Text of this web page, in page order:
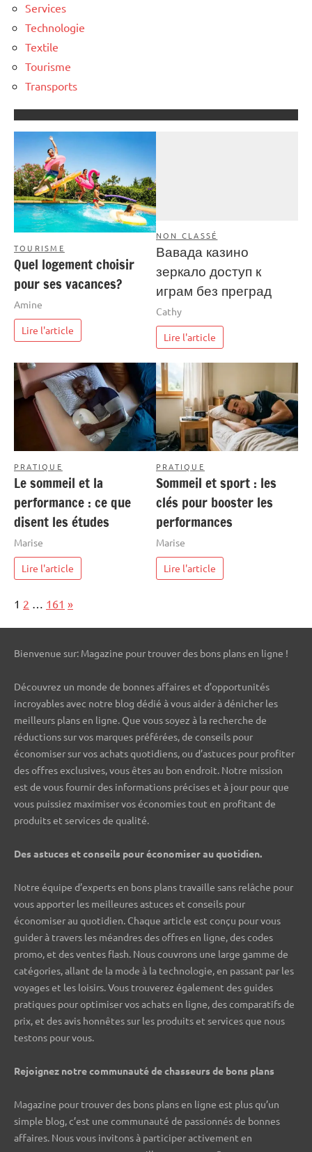
Services
Technologie
Textile
Tourisme
Transports
TOURISME
Quel logement choisir
pour ses vacances?
Amine
Lire l'article
NON CLASSÉ
Вавада казино
зеркало доступ к
играм без преград
Cathy
Lire l'article
PRATIQUE
Le sommeil et la
performance : ce que
disent les études
Marise
Lire l'article
PRATIQUE
Sommeil et sport : les
clés pour booster les
performances
Marise
Lire l'article
Page:
1 2 161 Next
»
Bienvenue sur: Magazine pour trouver des bons plans en ligne !
Découvrez un monde de bonnes affaires et d’opportunités
incroyables avec notre blog dédié à vous aider à dénicher les
meilleurs plans en ligne. Que vous soyez à la recherche de
réductions sur vos marques préférées, de conseils pour
économiser sur vos achats quotidiens, ou d’astuces pour profiter
des offres exclusives, vous êtes au bon endroit. Notre mission
est de vous fournir des informations précises et à jour pour que
vous puissiez maximiser vos économies tout en profitant de
produits et services de qualité.
Des astuces et conseils pour économiser au quotidien.
Notre équipe d’experts en bons plans travaille sans relâche pour
vous apporter les meilleures astuces et conseils pour
économiser au quotidien. Chaque article est conçu pour vous
guider à travers les méandres des offres en ligne, des codes
promo, et des ventes flash. Nous couvrons une large gamme de
catégories, allant de la mode à la technologie, en passant par les
voyages et les loisirs. Vous trouverez également des guides
pratiques pour optimiser vos achats en ligne, des comparatifs de
prix, et des avis honnêtes sur les produits et services que nous
testons pour vous.
Rejoignez notre communauté de chasseurs de bons plans ️
Magazine pour trouver des bons plans en ligne est plus qu’un
simple blog, c’est une communauté de passionnés de bonnes
affaires. Nous vous invitons à participer activement en